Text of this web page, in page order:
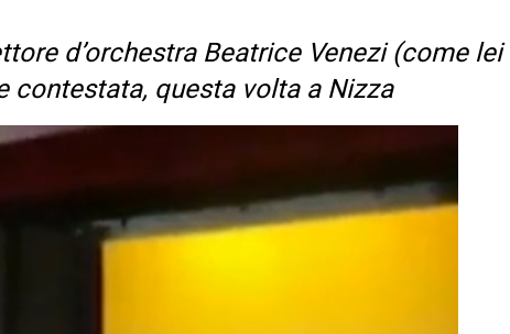
d’orchestra Beatrice Venezi (come
contestata, questa volta a Nizza